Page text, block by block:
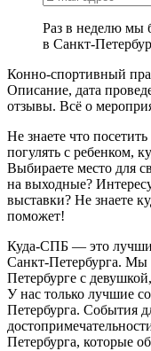
Раз в неделю мы
в Санкт-
Конно-спортивный
Описание, дата
отзывы. Всё о
Не знаете что
погулять с ребенком,
Выбираете место для
на выходные?
выставки? Не знаете
поможет!
Куда-СПБ — это
Санкт-Петербурга. Мы
Петербурге с
У нас только лучшие
Петербурга. События
Петербурга, которые